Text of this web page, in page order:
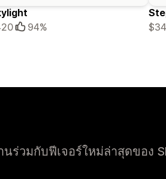
94%
นร่วมกับฟีเจอร์ใหม่ล่าสุดของ